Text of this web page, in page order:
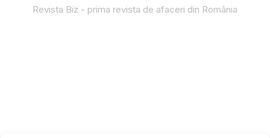
Revista Biz - prima revista de afaceri din România